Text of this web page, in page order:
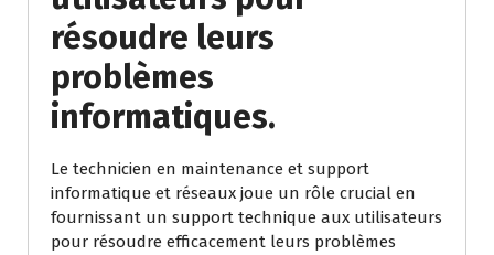
résoudre leurs
problèmes
informatiques.
Le technicien en maintenance et support
informatique et réseaux joue un rôle crucial en
fournissant un support technique aux utilisateurs
pour résoudre efficacement leurs problèmes